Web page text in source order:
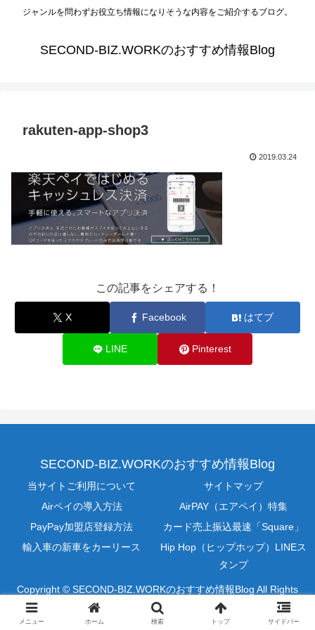
ジャンルを問わずお役立ち情報になりそうな内容をご紹介するブログ。
SECOND-BIZ.WORKのおすすめ情報Blog
rakuten-app-shop3
2019.03.24
この記事をシェアする！
X Facebook はてブ
LINE Pinterest
SECOND-BIZ.WORKのおすすめ情報Blog
当サイトご利用について
サイトマップ
Airペイの導入方法
AirPAY（エアペイ）特集
PayPay加盟店登録方法
カード売上振込最速「Square」
輸入車の新車をカーリース
Hip Hop（ヒップホップ）LINEス
タンプ
Copyright © SECOND-BIZ.WORKのおすすめ情報Blog All Rights
Reserved.
メニュー ホーム 検索 トップ サイドバー